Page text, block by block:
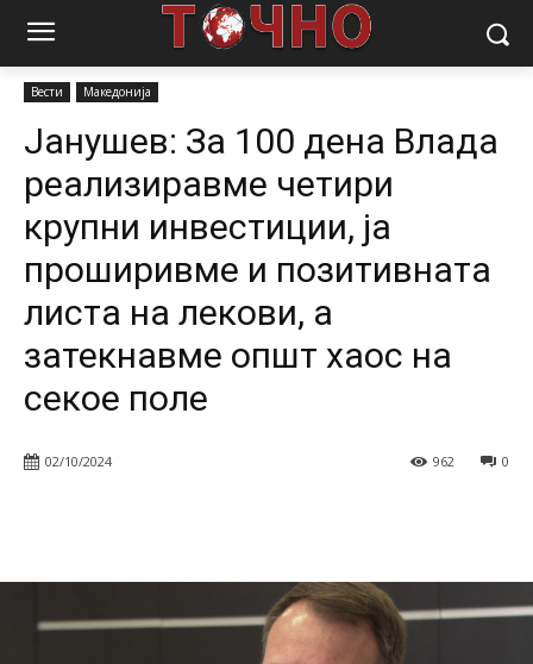
Почетна
Јанушев: За 100 дена Влада реализиравме
Вести Македонија
Јанушев: За 100 дена Влада
реализиравме четири
крупни инвестиции, ја
проширивме и позитивната
листа на лекови, а
затекнавме општ хаос на
секое поле
02/10/2024 0
962